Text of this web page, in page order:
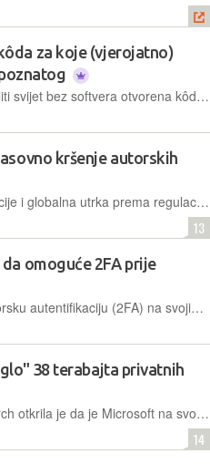
za koje (vjerojatno)
Danas je gotovo nemoguće zamisliti svijet bez softvera otvorena kôda, i to tim više jer praktično da nema onih koji se za svoj proizvod na neki način ne oslanjaju na neku od komponenti ili cjelovitih programa koji su dostupni u okviru licence otvorena kôda. Štoviše, otvoreni kôd utkan je i u temelje Interneta. Aplikacija i programa koji se slobodno mogu koristiti, ali i pridružiti se njihovu razvoju, ima mnogo. Neka su već dobro etablirana i iznimno popularna, ali ovo je tema koja nastoji razotkriti manje poznata, neka i sasvim nepoznata rješenja otvorena kôda, no koja bi bila prava šteta barem ne iskušati…
kršenje autorskih
Generativni alati umjetne inteligencije i globalna utrka prema regulaciji i standardizaciji: { ko/p/d/iraj } me nježno ili kako megakorporacije koristeći postojeći internetski sadržaj prodaju tuđi rad kao svoje usluge
13
omoguće 2FA prije
Korisnici koji ne omoguće dvofaktorsku autentifikaciju (2FA) na svojim računima uskoro će imati ograničenu funkcionalnost na stranici
38 terabajta privatnih
Sigurnosna kompanija Wiz Research otkrila je da je Microsoft na svojem repozitoriju držao ogromnu bazu podataka, koja je greškom ostala otvorena za sve zainteresirane
14